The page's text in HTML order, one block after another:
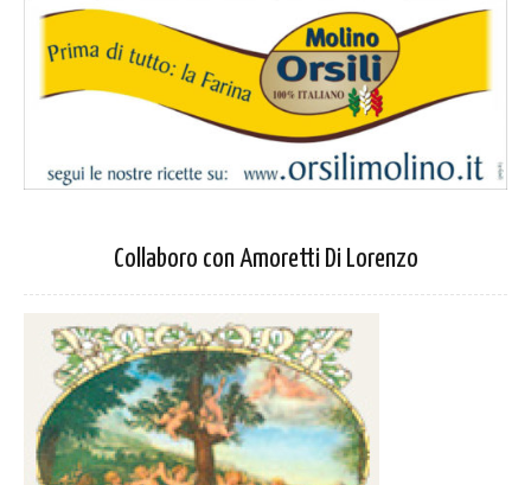
Collaboro con Amoretti Di Lorenzo